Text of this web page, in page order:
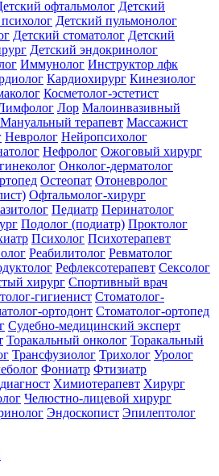
офтальмолог Детский
Детский пульмонолог
Детский стоматолог Детский
Детский эндокринолог
Иммунолог Инструктор лфк
Кардиохирург Кинезиолог
Косметолог-эстетист
Лор Малоинвазивный
Мануальный терапевт Массажист
Невролог Нейропсихолог
Нефролог Ожоговый хирург
Онколог-дерматолог
Остеопат Отоневролог
Офтальмолог-хирург
Педиатр Перинатолог
Подолог (подиатр) Проктолог
Психолог Психотерапевт
Реабилитолог Ревматолог
Рефлексотерапевт Сексолог
хирург Спортивный врач
гигиенист Стоматолог-
ортодонт Стоматолог-ортопед
Судебно-медицинский эксперт
Торакальный онколог Торакальный
Трансфузиолог Трихолог Уролог
Фониатр Фтизиатр
Химиотерапевт Хирург
Челюстно-лицевой хирург
Эндоскопист Эпилептолог